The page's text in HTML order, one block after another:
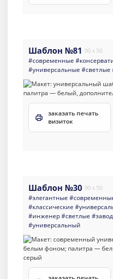
Шаблон №81 90 x 50
#современные
#универсальные #светлые
заказать печать
визиток
Шаблон №30 90 x 50
#элегантные
#классические
#инженер#светлые #завод
#универсальный